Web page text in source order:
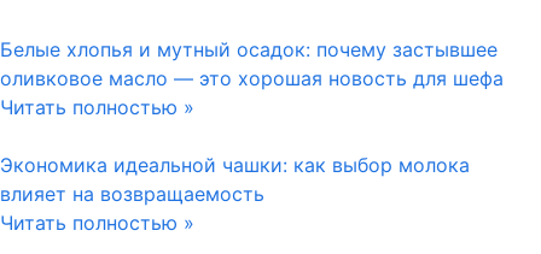
Белые хлопья и мутный осадок: почему застывшее
оливковое масло — это хорошая новость для шефа
Читать полностью »
Экономика идеальной чашки: как выбор молока
влияет на возвращаемость
Читать полностью »